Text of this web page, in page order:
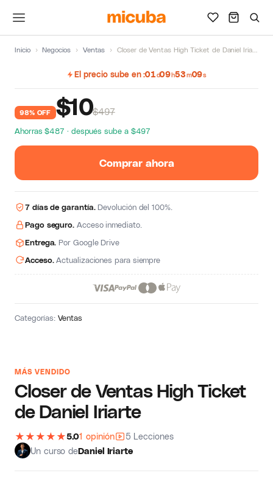
Inicio › Negocios › Ventas › Closer de Ventas High Ticket de Daniel Iriarte
MÁS VENDIDO
Closer de Ventas High Ticket
de Daniel Iriarte
★ ★ ★ ★ ★5.01 opinión
5 Lecciones
Un curso deDaniel Iriarte
El precio sube en 01d09h53m08s
98% OFF $10$497
Ahorras $487 · después sube a $497
Comprar ahora
7 días de garantía.Devolución del 100%.
Pago seguro. Acceso inmediato.
Entrega. Por Google Drive
Acceso.Actualizaciones para siempre
Categorías:Ventas